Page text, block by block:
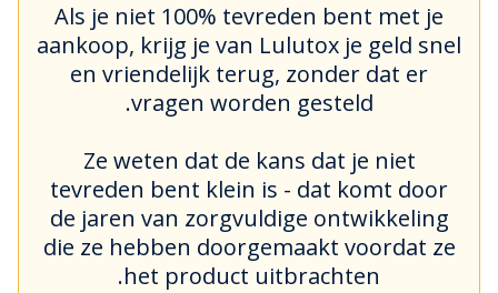
Als je niet 100% tevreden bent met je
aankoop, krijg je van Lulutox je geld snel
en vriendelijk terug, zonder dat er
vragen worden gesteld.
Ze weten dat de kans dat je niet
tevreden bent klein is - dat komt door
de jaren van zorgvuldige ontwikkeling
die ze hebben doorgemaakt voordat ze
het product uitbrachten.